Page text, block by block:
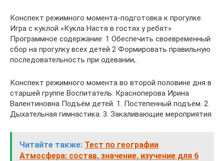
Конспект режимного момента-подготовка к прогулке.
Игра с куклой «Кукла Настя в гостях у ребят»
Программное содержание: 1 Обеспечить своевременный
сбор на прогулку всех детей 2 Формировать правильную
последовательность при одевании,.
Конспект режимного момента во второй половине дня в
старшей группе Воспитатель: Красноперова Ирина
Валентиновна Подъём детей. 1. Постепенный подъём. 2.
Дыхательная гимнастика. 3. Закаливающие мероприятия.
Читайте также: Тест по географии
Атмосфера: состав, значение, изучение для 6